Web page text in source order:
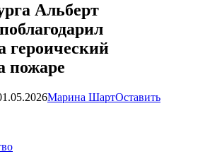
Альберт
героический
пожаре
Марина ШартОставить